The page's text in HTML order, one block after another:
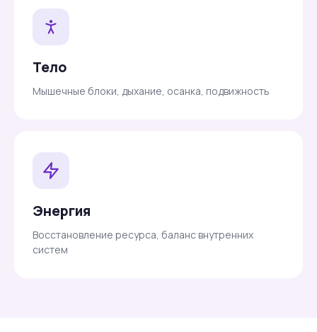
Тело
Мышечные блоки, дыхание, осанка, подвижность
Энергия
Восстановление ресурса, баланс внутренних
систем